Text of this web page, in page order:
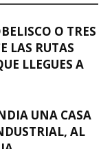
O TRES
LAS RUTAS
LLEGUES A
UNA CASA
AL